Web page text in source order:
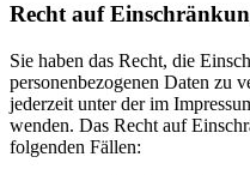
Recht auf
Sie haben das Recht, die
personenbezogenen Daten zu
jederzeit unter der im
wenden. Das Recht auf
folgenden Fällen: